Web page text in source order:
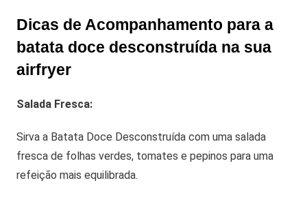
Dicas de Acompanhamento para a
batata doce desconstruída na sua
airfryer
Salada Fresca:
Sirva a Batata Doce Desconstruída com uma salada
fresca de folhas verdes, tomates e pepinos para uma
refeição mais equilibrada.